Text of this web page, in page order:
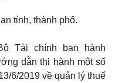
tỉnh, thành phố.
Tài chính ban hành
dẫn thi hành một số
6/2019 về quản lý thuế